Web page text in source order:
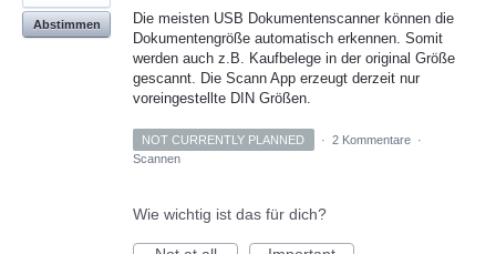
Die meisten USB Dokumentenscanner können die
Dokumentengröße automatisch erkennen. Somit
werden auch z.B. Kaufbelege in der original Größe
gescannt. Die Scann App erzeugt derzeit nur
voreingestellte DIN Größen.
Abstimmen
NOT CURRENTLY PLANNED · 2 Kommentare
·
Scannen
Wie wichtig ist das für dich?